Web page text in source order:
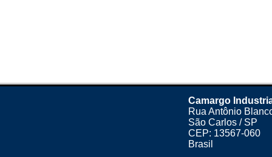
Camargo
Rua Antônio
São Carlos / SP
CEP: 13567-060
Brasil